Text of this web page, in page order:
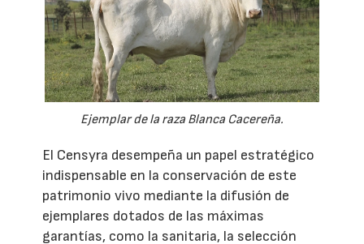
Ejemplar de la raza Blanca Cacereña.
El Censyra desempeña un papel estratégico
indispensable en la conservación de este
patrimonio vivo mediante la difusión de
ejemplares dotados de las máximas
garantías, como la sanitaria, la selección